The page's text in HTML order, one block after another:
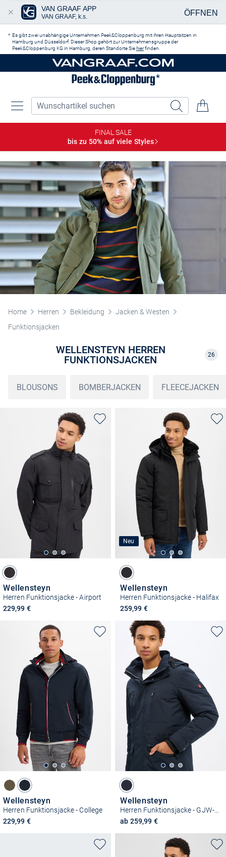
Es gibt zwei unabhängige Unternehmen Peek&Cloppenburg mit ihren Hauptsitzen in
Hamburg und Düsseldorf. Dieser Shop gehört zur Unternehmensgruppe der
Peek&Cloppenburg KG in Hamburg, deren Standorte Sie hierfinden.
FINAL SALE
bis zu 50% auf viele Styles
Home Herren Bekleidung
Jacken & Westen
Funktionsjacken
WELLENSTEYN HERREN
FUNKTIONSJACKEN
26
BLOUSONS BOMBERJACKEN FLEECEJACKEN
Wellensteyn
Herren Funktionsjacke - Airport
229,99 €
Neu
Wellensteyn
Herren Funktionsjacke - Halifax
259,99 €
Wellensteyn
Herren Funktionsjacke - College
229,99 €
Wellensteyn
Herren Funktionsjacke - GJW-44
ab 259,99 €
VAN GRAAF APP
VAN GRAAF, k.s. ÖFFNEN